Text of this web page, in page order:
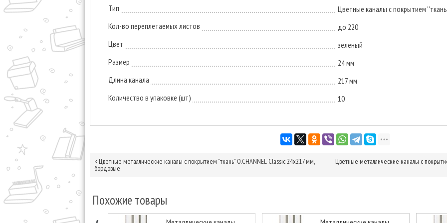
Тип
Цветные каналы с покрытием
Кол-во переплетаемых листов
до 220
Цвет
зеленый
Размер
24 мм
Длина канала
217 мм
Количество в упаковке (шт)
10
< Цветные металлические каналы с покрытием "ткань" O.CHANNEL Classic 24х217 мм,
бордовые
Цветные металлические каналы с
Похожие товары